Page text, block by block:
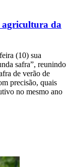
agricultura da
(10) sua
safra”, reunindo
de verão de
precisão, quais
no mesmo ano